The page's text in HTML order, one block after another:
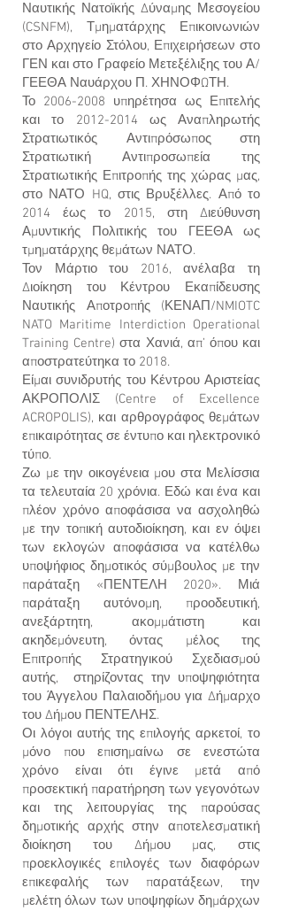
Ναυτικής Νατοϊκής Δύναμης Μεσογείου
(CSNFM), Τμηματάρχης Επικοινωνιών
στο Αρχηγείο Στόλου, Επιχειρήσεων στο
ΓΕΝ και στο Γραφείο Μετεξέλιξης του Α/
ΓΕΕΘΑ Ναυάρχου Π. ΧΗΝΟΦΩΤΗ.
Το 2006-2008 υπηρέτησα ως Επιτελής
και το 2012-2014 ως Αναπληρωτής
Στρατιωτικός Αντιπρόσωπος στη
Στρατιωτική Αντιπροσωπεία της
Στρατιωτικής Επιτροπής της χώρας μας,
στο ΝΑΤΟ HQ, στις Βρυξέλλες. Από το
2014 έως το 2015, στη Διεύθυνση
Αμυντικής Πολιτικής του ΓΕΕΘΑ ως
τμηματάρχης θεμάτων ΝΑΤΟ.
Τον Μάρτιο του 2016, ανέλαβα τη
Διοίκηση του Κέντρου Εκαπίδευσης
Ναυτικής Αποτροπής (ΚΕΝΑΠ/NMIOTC
NATO Maritime Interdiction Operational
Training Centre) στα Χανιά, απ’ όπου και
αποστρατεύτηκα το 2018.
Είμαι συνιδρυτής του Κέντρου Αριστείας
ΑΚΡΟΠΟΛΙΣ (Centre of Excellence
ACROPOLIS), και αρθρογράφος θεμάτων
επικαιρότητας σε έντυπο και ηλεκτρονικό
τύπο.
Ζω με την οικογένεια μου στα Μελίσσια
τα τελευταία 20 χρόνια. Εδώ και ένα και
πλέον χρόνο αποφάσισα να ασχοληθώ
με την τοπική αυτοδιοίκηση, και εν όψει
των εκλογών αποφάσισα να κατέλθω
υποψήφιος δημοτικός σύμβουλος με την
παράταξη «ΠΕΝΤΕΛΗ 2020». Μιά
παράταξη αυτόνομη, προοδευτική,
ανεξάρτητη, ακομμάτιστη και
ακηδεμόνευτη, όντας μέλος της
Επιτροπής Στρατηγικού Σχεδιασμού
αυτής, στηρίζοντας την υποψηφιότητα
του Άγγελου Παλαιοδήμου για Δήμαρχο
του Δήμου ΠΕΝΤΕΛΗΣ.
Οι λόγοι αυτής της επιλογής αρκετοί, το
μόνο που επισημαίνω σε ενεστώτα
χρόνο είναι ότι έγινε μετά από
προσεκτική παρατήρηση των γεγονότων
και της λειτουργίας της παρούσας
δημοτικής αρχής στην αποτελεσματική
διοίκηση του Δήμου μας, στις
προεκλογικές επιλογές των διαφόρων
επικεφαλής των παρατάξεων, την
μελέτη όλων των υποψηφίων δημάρχων